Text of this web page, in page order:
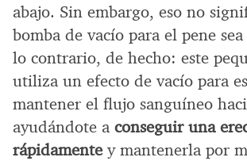
abajo. Sin embargo, eso no
bomba de vacío para el pene
lo contrario, de hecho: este
utiliza un efecto de vacío para
mantener el flujo sanguíneo
ayudándote a conseguir una
rápidamente y mantenerla por